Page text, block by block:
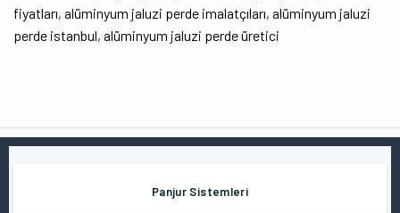
fiyatları, alüminyum jaluzi perde imalatçıları, alüminyum jaluzi
perde istanbul, alüminyum jaluzi perde üretici
Panjur Sistemleri